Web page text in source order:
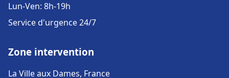
Lun-Ven: 8h-19h
Service d'urgence 24/7
Zone intervention
La Ville aux Dames, France